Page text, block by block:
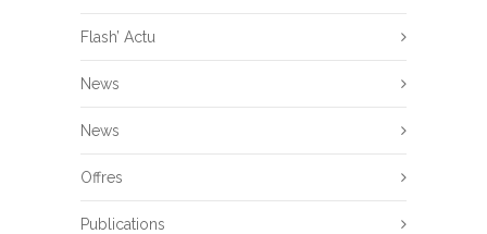
Flash’ Actu
News
News
Offres
Publications